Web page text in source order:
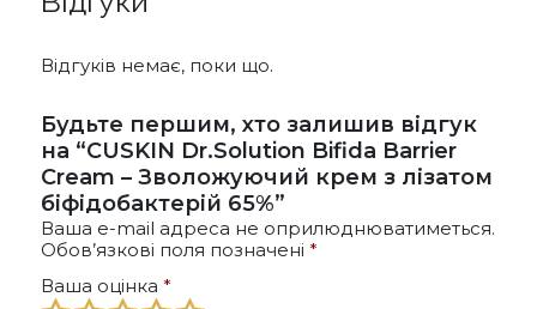
Відгуків немає, поки що.
Будьте першим, хто залишив відгук
на “CUSKIN Dr.Solution Bifida Barrier
Cream – Зволожуючий крем з лізатом
біфідобактерій 65%”
Ваша e-mail адреса не оприлюднюватиметься.
Обов’язкові поля позначені *
Ваша оцінка *